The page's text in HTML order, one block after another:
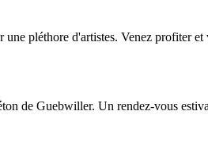
pléthore d'artistes. Venez profiter et
de Guebwiller. Un rendez-vous